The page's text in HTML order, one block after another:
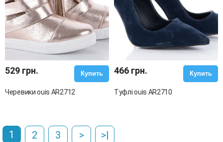
529 грн. Купить
Черевики ouis AR2712
466 грн. Купить
Туфлі ouis AR2710
1 2 3 > >|